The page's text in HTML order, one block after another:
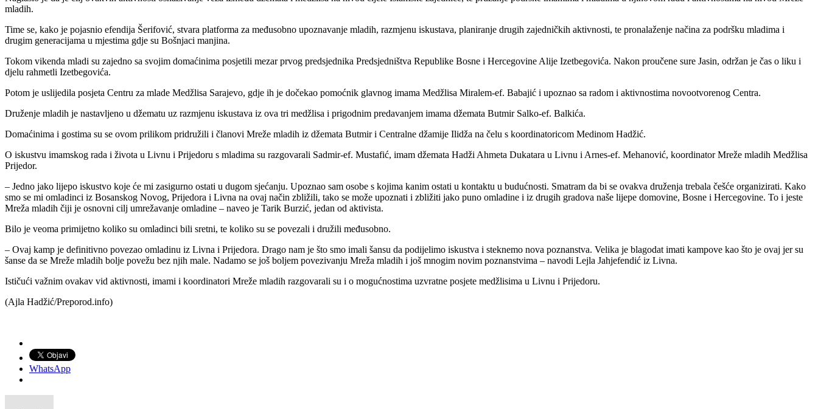
mladih.
Time se, kako je pojasnio efendija Šerifović, stvara platforma za međusobno upoznavanje mladih, razmjenu iskustava, planiranje drugih zajedničkih aktivnosti, te pronalaženje načina za podršku mladima i
drugim generacijama u mjestima gdje su Bošnjaci manjina.
Tokom vikenda mladi su zajedno sa svojim domaćinima posjetili mezar prvog predsjednika Predsjedništva Republike Bosne i Hercegovine Alije Izetbegovića. Nakon proučene sure Jasin, održan je čas o liku i
djelu rahmetli Izetbegovića.
Potom je uslijedila posjeta Centru za mlade Medžlisa Sarajevo, gdje ih je dočekao pomoćnik glavnog imama Medžlisa Miralem-ef. Babajić i upoznao sa radom i aktivnostima novootvorenog Centra.
Druženje mladih je nastavljeno u džematu uz razmjenu iskustava iz ova tri medžlisa i prigodnim predavanjem imama džemata Butmir Salko-ef. Balkića.
Domaćinima i gostima su se ovom prilikom pridružili i članovi Mreže mladih iz džemata Butmir i Centralne džamije Ilidža na čelu s koordinatoricom Medinom Hadžić.
O iskustvu imamskog rada i života u Livnu i Prijedoru s mladima su razgovarali Sadmir-ef. Mustafić, imam džemata Hadži Ahmeta Dukatara u Livnu i Arnes-ef. Mehanović, koordinator Mreže mladih Medžlisa
Prijedor.
– Jedno jako lijepo iskustvo koje će mi zasigurno ostati u dugom sjećanju. Upoznao sam osobe s kojima kanim ostati u kontaktu u budućnosti. Smatram da bi se ovakva druženja trebala češće organizirati. Kako
smo se mi omladinci iz Bosanskog Novog, Prijedora i Livna na ovaj način zbližili, tako se može upoznati i zbližiti jako puno omladine i iz drugih gradova naše lijepe domovine, Bosne i Hercegovine. To i jeste
Mreža mladih čiji je osnovni cilj umrežavanje omladine – naveo je Tarik Burzić, jedan od aktivista.
Bilo je veoma primijetno koliko su omladinci bili sretni, te koliko su se povezali i družili međusobno.
– Ovaj kamp je definitivno povezao omladinu iz Livna i Prijedora. Drago nam je što smo imali šansu da podijelimo iskustva i steknemo nova poznanstva. Velika je blagodat imati kampove kao što je ovaj jer su
šanse da se Mreže mladih bolje povežu bez njih male. Nadamo se još boljem povezivanju Mreža mladih i još mnogim novim poznanstvima – navodi Lejla Jahjefendić iz Livna.
Ističući važnim ovakav vid aktivnosti, imami i koordinatori Mreže mladih razgovarali su i o mogućnostima uzvratne posjete medžlisima u Livnu i Prijedoru.
(Ajla Hadžić/Preporod.info)
WhatsApp